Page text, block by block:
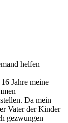
helfen
Jahre meine
Da mein
Vater der Kinder
gezwungen